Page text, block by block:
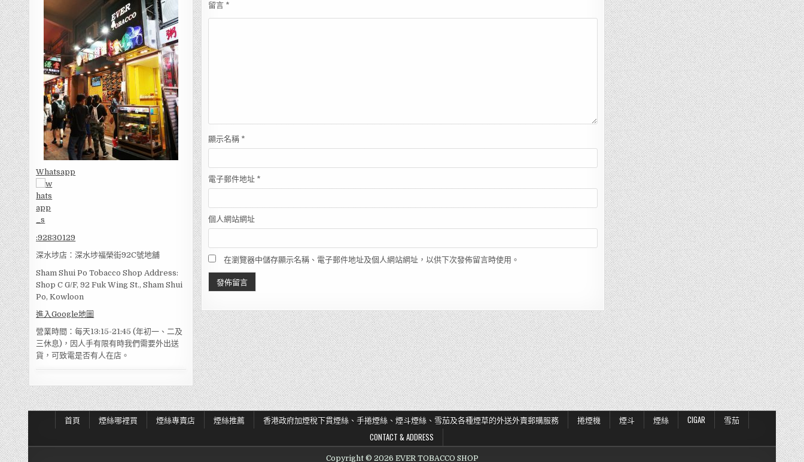
Whatsapp
:92830129
深水埗店：深水埗福榮街92C號地舖
Sham Shui Po Tobacco Shop Address:
Shop C G/F, 92 Fuk Wing St., Sham Shui
Po, Kowloon
進入Google地圖
營業時間：每天13:15-21:45 (年初一、二及
三休息)，因人手有限有時我們需要外出送
貨，可致電是否有人在店。
留言 *
顯示名稱 *
電子郵件地址 *
個人網站網址
在瀏覽器中儲存顯示名稱、電子郵件地址及個人網站網址，以供下次發佈留言時使用。
首頁 煙絲哪裡買 煙絲專賣店 煙絲推薦 香港政府加煙稅下貫煙絲、手捲煙絲、煙斗煙絲、雪茄及各種煙草的外送外賣郵購服務 捲煙機 煙斗 煙絲 CIGAR
雪茄
CONTACT & ADDRESS
Copyright © 2026 EVER TOBACCO SHOP